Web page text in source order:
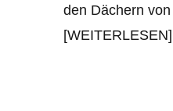
den Dächern von
[WEITERLESEN]